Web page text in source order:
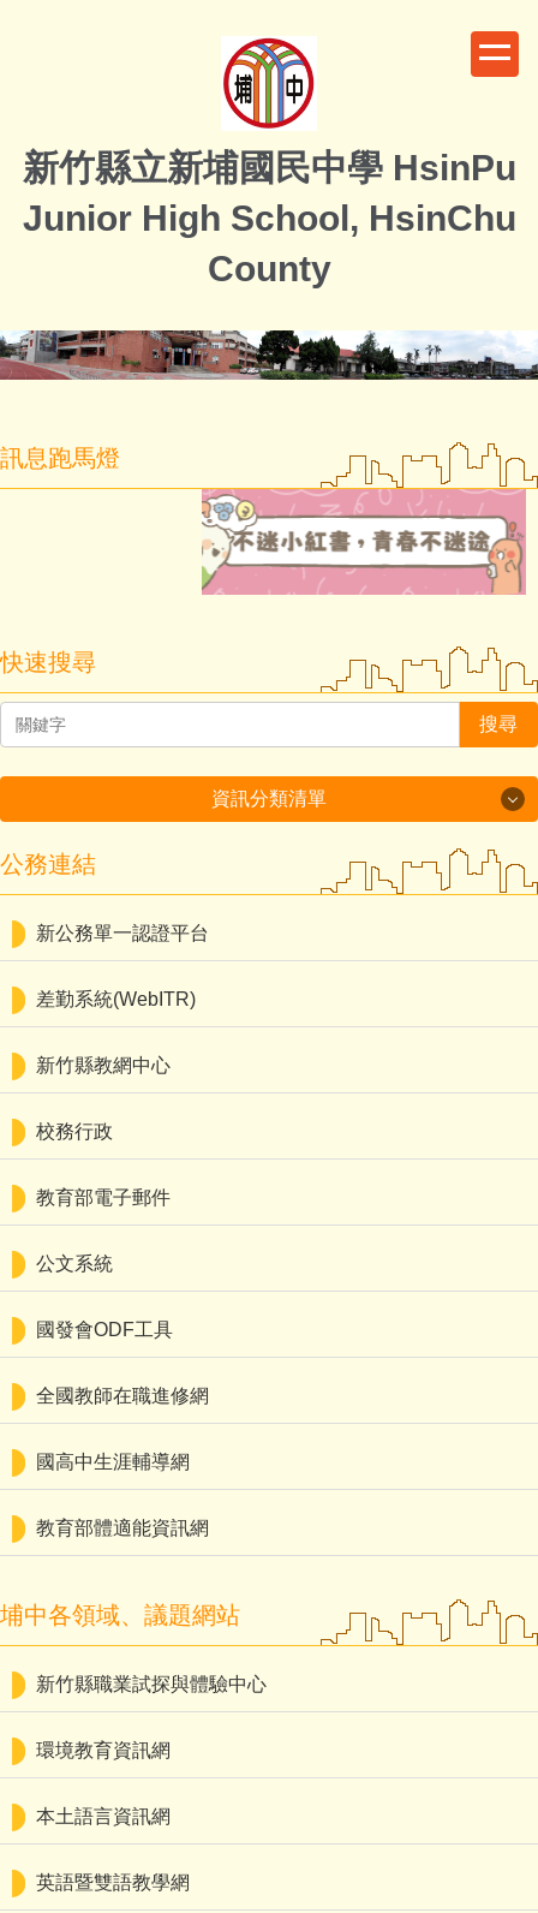
容新竹縣立新埔國民中學 HsinPu
Junior High School, HsinChu
County
訊息跑馬燈
快速搜尋
搜尋
資訊分類清單
資訊分類清單
學校資訊
新埔國中圖書系統
行政組織
數位學習平台
數位學習成果
社區共讀站
心埔傳愛臉書
埔中解憂伯玉堂
新埔國中傳愛月刊
公務連結
新公務單一認證平台
差勤系統(WebITR)
新竹縣教網中心
校務行政
教育部電子郵件
公文系統
國發會ODF工具
全國教師在職進修網
國高中生涯輔導網
教育部體適能資訊網
埔中各領域、議題網站
新竹縣職業試探與體驗中心
環境教育資訊網
本土語言資訊網
英語暨雙語教學網